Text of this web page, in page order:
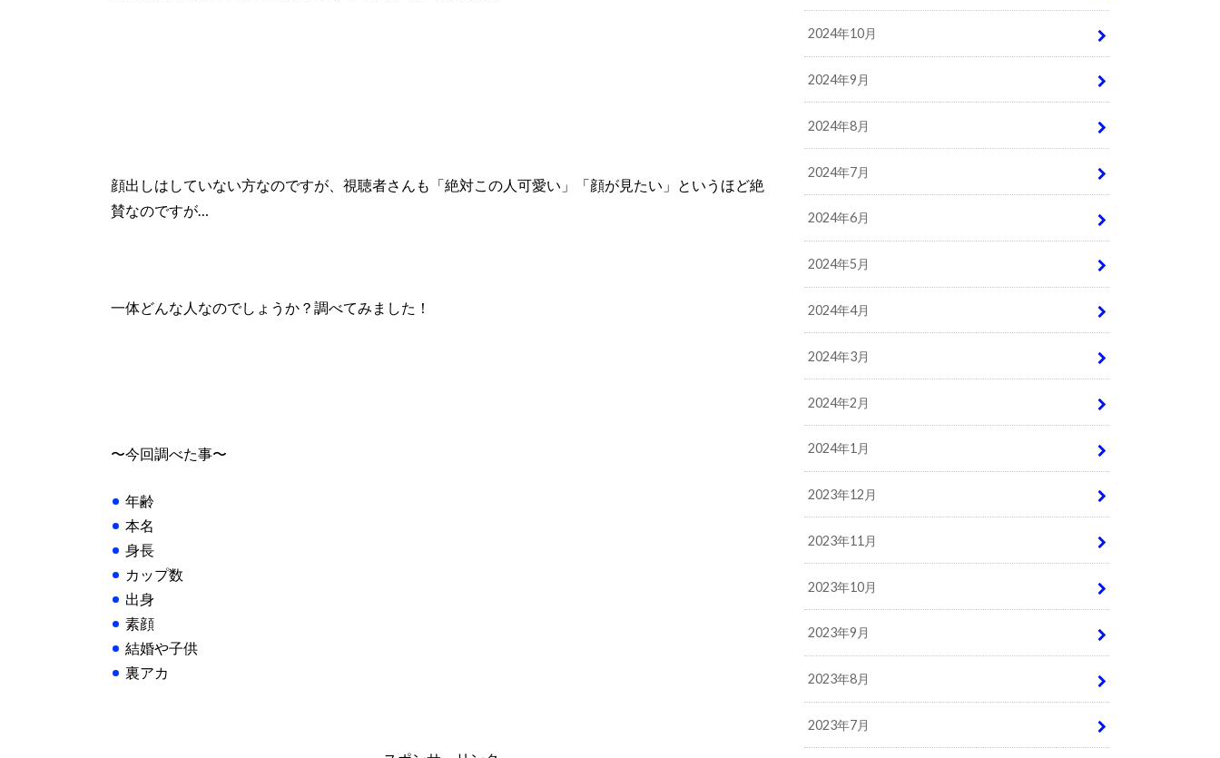
顔出しはしていない方なのですが、視聴者さんも「絶対この人可愛い」「顔が見たい」というほど絶
賛なのですが…
一体どんな人なのでしょうか？ 調べてみました！
〜今回調べた事〜
年齢
本名
身長
カップ数
出身
素顔
結婚や子供
裏アカ
2024年10月
2024年9月
2024年8月
2024年7月
2024年6月
2024年5月
2024年4月
2024年3月
2024年2月
2024年1月
2023年12月
2023年11月
2023年10月
2023年9月
2023年8月
2023年7月